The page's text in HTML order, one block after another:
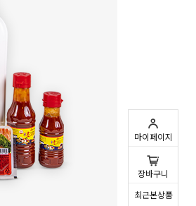
마이페이지
0
장바구니
최근본상품